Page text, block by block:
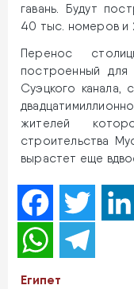
гавань. Будут
40 тыс. номеров и
Перенос
построенный
Суэцкого канала,
жителей
строительства
вырастет еще
FacebookTwitter
WhatsApp
Египет